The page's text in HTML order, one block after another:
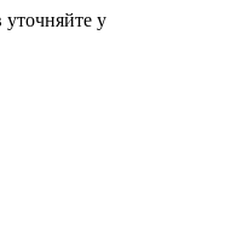
уточняйте у